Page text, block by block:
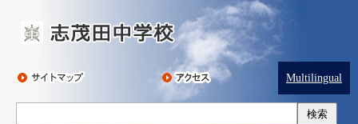
Multilingual
検索